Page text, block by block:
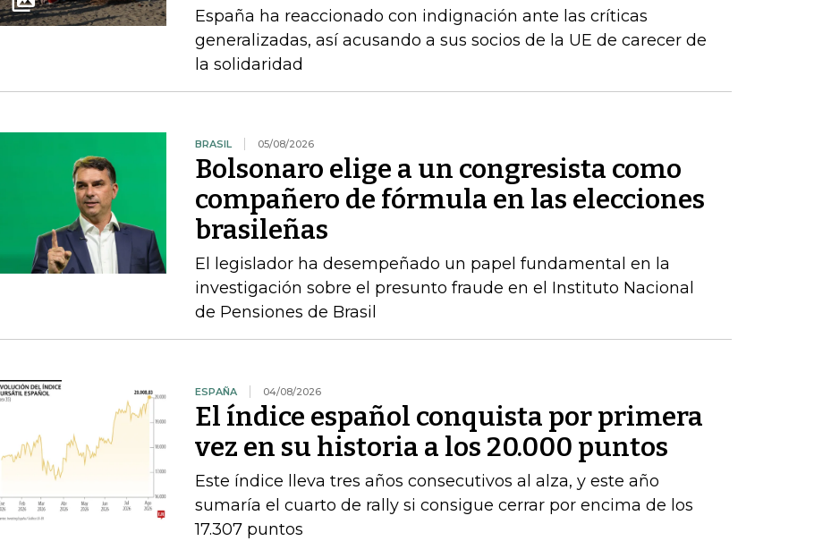
España ha reaccionado con indignación ante las críticas
generalizadas, así acusando a sus socios de la UE de carecer de
la solidaridad
BRASIL 05/08/2026
Bolsonaro elige a un congresista como
compañero de fórmula en las elecciones
brasileñas
El legislador ha desempeñado un papel fundamental en la
investigación sobre el presunto fraude en el Instituto Nacional
de Pensiones de Brasil
ESPAÑA 04/08/2026
El índice español conquista por primera
vez en su historia a los 20.000 puntos
Este índice lleva tres años consecutivos al alza, y este año
sumaría el cuarto de rally si consigue cerrar por encima de los
17.307 puntos